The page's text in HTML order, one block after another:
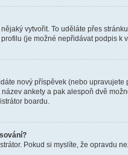
vytvořit. To uděláte přes stránku
(je možné nepřidávat podpis k
nový příspěvek (nebo
ankety a pak alespoň dvě
boardu.
Pokud si myslíte, že opravdu